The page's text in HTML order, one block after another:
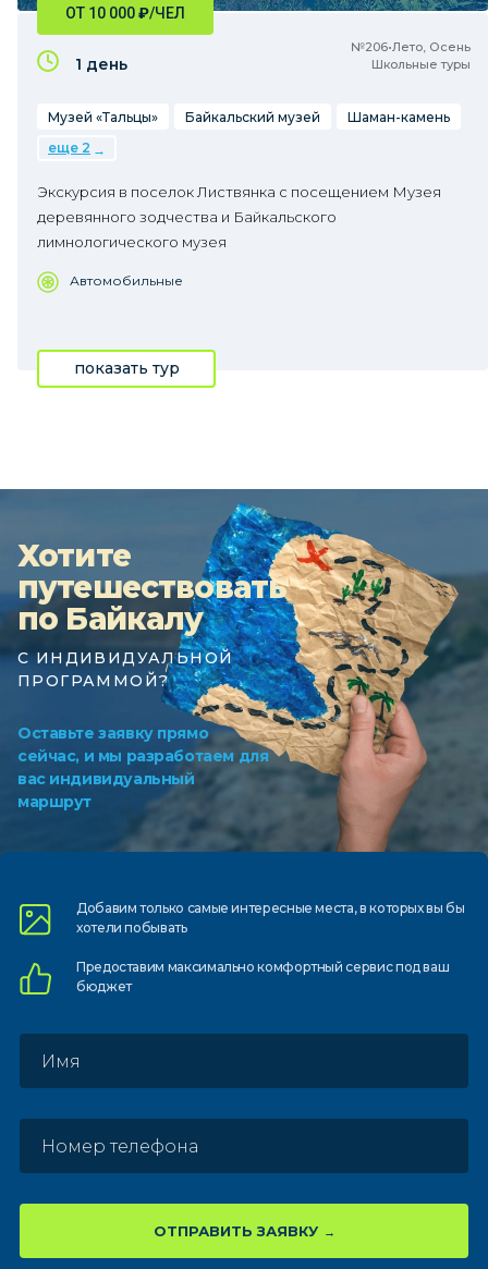
№206•Лето, Осень
Школьные туры
ОТ 10 000₽/ЧЕЛ
1 день
Музей «Тальцы» Байкальский музей
Шаман-камень
еще 2
Экскурсия в поселок Листвянка с посещением Музея
деревянного зодчества и Байкальского
лимнологического музея
Автомобильные
показать тур
Хотите
путешествовать
по Байкалу
С ИНДИВИДУАЛЬНОЙ
ПРОГРАММОЙ?
Оставьте заявку прямо
сейчас, и мы разработаем для
вас индивидуальный
маршрут
Добавим только самыеинтересные места, в которыхвы бы
хотели побывать
Предоставим максимально комфортныйсервис под ваш
бюджет
ОТПРАВИТЬ ЗАЯВКУ